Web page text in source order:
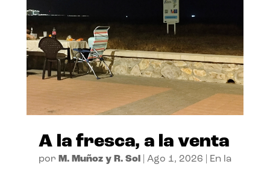
A la fresca, a la venta
por M. Muñoz y R. Sol| Ago 1, 2026
En la